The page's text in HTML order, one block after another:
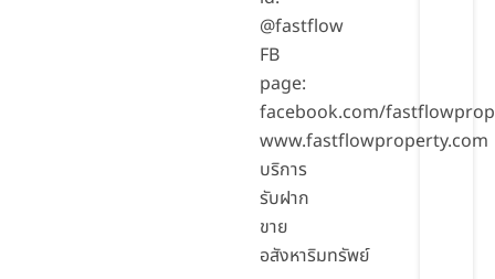
@fastflow
FB
page:
facebook.com/
www.fastflowproperty.com
บริการ
รับฝาก
ขาย
อสังหาริมทรัพย์